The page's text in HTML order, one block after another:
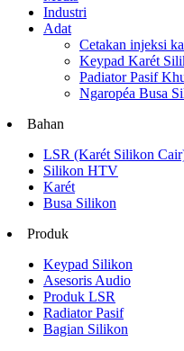
Industri
Adat
Cetakan injeksi
Keypad Karét
Padiator Pasif
Ngaropéa Busa
Bahan
LSR (Karét Silikon
Silikon HTV
Karét
Busa Silikon
Produk
Keypad Silikon
Asesoris Audio
Produk LSR
Radiator Pasif
Bagian Silikon